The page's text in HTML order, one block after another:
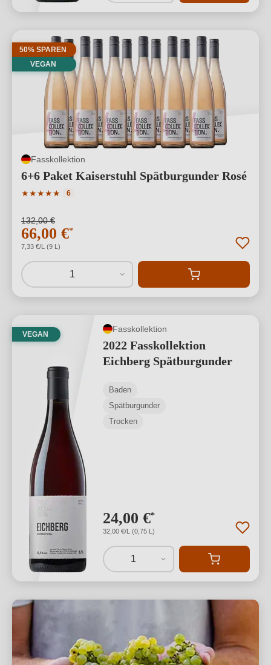
50% SPAREN
VEGAN
Fasskollektion
6+6 Paket Kaiserstuhl Spätburgunder Rosé
★★★★★
Durchschnittliche Bewertung von 5 von 5 Sternen
6
132,00 €
66,00 €*
7,33 €/L (9 L)
1
VEGAN
Fasskollektion
2022 Fasskollektion
Eichberg Spätburgunder
Baden
Spätburgunder
Trocken
24,00 €*
32,00 €/L (0,75 L)
1